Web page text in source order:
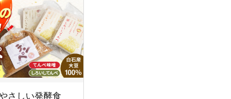
さしい発酵食